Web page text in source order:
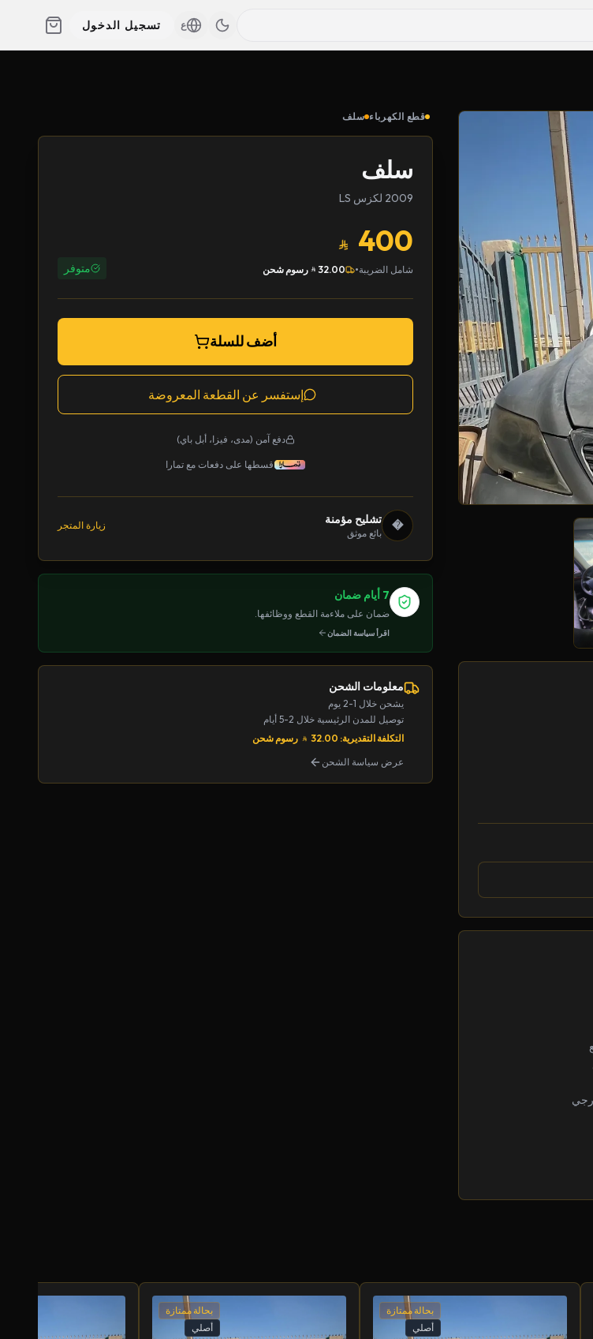
ع تسجيل الدخول
قطع الكهرباء سلف
سلف
2009 لكزس LS
400
شامل الضريبة•
32.00 رسوم شحن متوفر
أضف للسلة
إستفسر عن القطعة المعروضة
دفع آمن (مدى، فيزا، أبل باي)
قسطها على دفعات مع تمارا
� تشليح مؤمنة
بائع موثق
زيارة المتجر
7 أيام ضمان
ضمان على ملاءمة القطع ووظائفها.
اقرأ سياسة الضمان
معلومات الشحن
يشحن خلال 1-2 يوم
توصيل للمدن الرئيسية خلال 2-5 أيام
التكلفة التقديرية: 32.00
رسوم شحن
عرض سياسة الشحن
بحالة ممتازة
أصلي
بحالة ممتازة
أصلي